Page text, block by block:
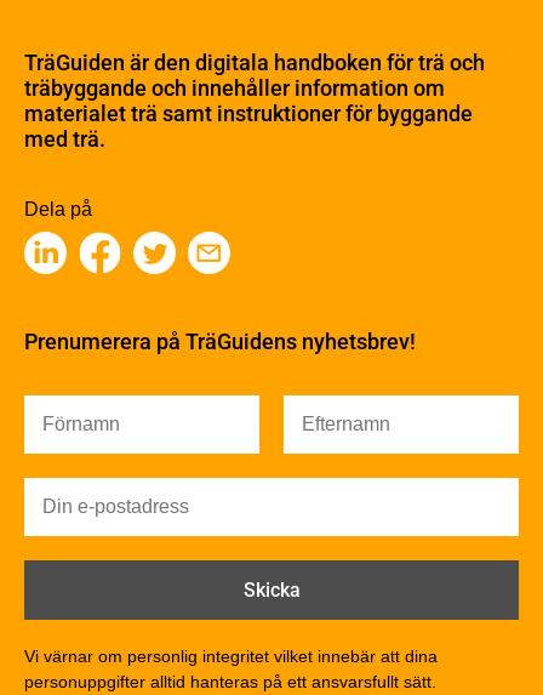
Skogsbruk
Barrträdets uppbyggnad
Träets egenskaper och kvalitet
Träbaserade produkter
Kemisk behandling
Fakta om Limträ
Värmeisolering och lufttäthet
Ljud
Brandsäkerhet
Brandsäkerhet
Brandförlopp i byggnader
Brandklasser för material och konstruktioner
Träkonstruktioners brandmotstånd
Detaljlösningar
Träytors brandegenskaper
TräGuiden är den digitala handboken för trä och
träbyggande och innehåller information om
materialet trä samt instruktioner för byggande
med trä.
Dela på
Prenumerera på TräGuidens nyhetsbrev!
Vi värnar om personlig integritet vilket innebär att dina
personuppgifter alltid hanteras på ett ansvarsfullt sätt.